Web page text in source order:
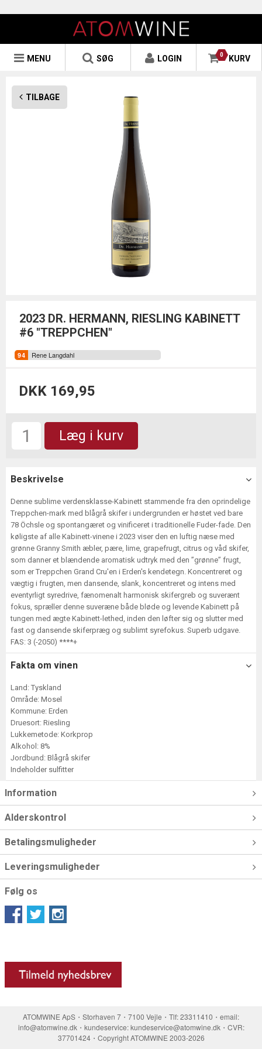
0 KURV
LOGIN
SØG
MENU
TILBAGE
2023 DR. HERMANN, RIESLING KABINETT
#6 "TREPPCHEN"
Rene Langdahl
DKK 169,95
Læg i kurv
Beskrivelse
Denne sublime verdensklasse-Kabinett stammende fra den oprindelige
Treppchen-mark med blågrå skifer i undergrunden er høstet ved bare
78 Öchsle og spontangæret og vinificeret i traditionelle Fuder-fade. Den
køligste af alle Kabinett-vinene i 2023 viser den en luftig næse med
grønne Granny Smith æbler, pære, lime, grapefrugt, citrus og våd skifer,
som danner et blændende aromatisk udtryk med den ”grønne” frugt,
som er Treppchen Grand Cru'en i Erden's kendetegn. Koncentreret og
vægtig i frugten, men dansende, slank, koncentreret og intens med
eventyrligt syredrive, fænomenalt harmonisk skifergreb og suverænt
fokus, spræller denne suveræne både bløde og levende Kabinett på
tungen med ægte Kabinett-lethed, inden den løfter sig og slutter med
fast og dansende skiferpræg og sublimt syrefokus. Superb udgave.
FAS: 3 (-2050) ****+
Fakta om vinen
Land: Tyskland
Område: Mosel
Kommune: Erden
Druesort: Riesling
Lukkemetode: Korkprop
Alkohol: 8%
Jordbund: Blågrå skifer
Indeholder sulfitter
Information
Alderskontrol
Betalingsmuligheder
Leveringsmuligheder
Følg os
ATOMWINE ApS・Storhaven 7・7100 Vejle・Tlf: 23311410・email:
info@atomwine.dk・kundeservice: kundeservice@atomwine.dk・CVR:
37701424・Copyright ATOMWINE 2003-2026